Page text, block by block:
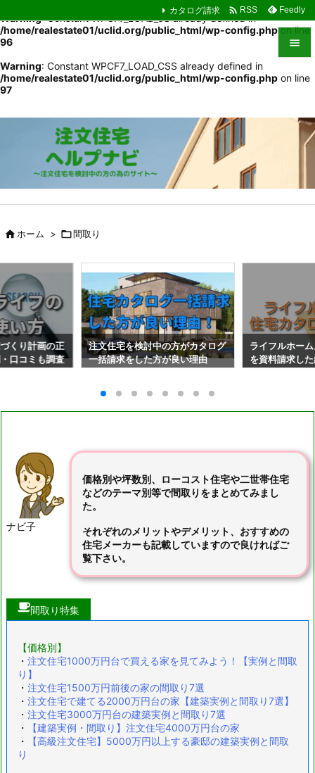
Warning: Constant WPCF7_LOAD_JS already defined in
/home/realestate01/uclid.org/public_html/wp-config.phpon line
96
Warning: Constant WPCF7_LOAD_CSS already defined in
/home/realestate01/uclid.org/public_html/wp-config.php on line
97


メニュ
サイド


カタログ請求  RSS Feedly
ホーム > 間取り
くり計画の正
口コミも調査
注文住宅を検討中の方がカタログ
一括請求をした方が良い理由
ライフルホー
を資料請求し
ナビ子
価格別や坪数別、ローコスト住宅や二世帯住宅
などのテーマ別等で間取りをまとめてみまし
た。
それぞれのメリットやデメリット、おすすめの
住宅メーカーも記載していますので良ければご
覧下さい。
間取り特集
【価格別】
・ 注文住宅1000万円台で買える家を見てみよう！【実例と間取
り】
・ 注文住宅1500万円前後の家の間取り7選
・ 注文住宅で建てる2000万円台の家【建築実例と間取り7選】
・ 注文住宅3000万円台の建築実例と間取り7選
・
【建築実例・間取り】注文住宅4000万円台の家
・
【高級注文住宅】5000万円以上する豪邸の建築実例と間取
り